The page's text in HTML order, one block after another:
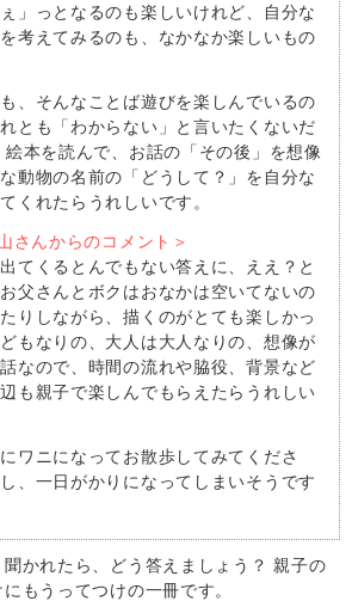
」っとなるのも楽しいけれど、自分な
考えてみるのも、なかなか楽しいもの
、そんなことば遊びを楽しんでいるの
とも「わからない」と言いたくないだ
本を読んで、お話の「その後」を想像
動物の名前の「どうして？」を自分な
くれたらうれしいです。
さんからのコメント＞
てくるとんでもない答えに、ええ？と
父さんとボクはおなかは空いてないの
りしながら、描くのがとても楽しかっ
もなりの、大人は大人なりの、想像が
なので、時間の流れや脇役、背景など
も親子で楽しんでもらえたらうれしい
ワニになってお散歩してみてくださ
、一日がかりになってしまいそうです
聞かれたら、どう答えましょう？ 親子の
もうってつけの一冊です。